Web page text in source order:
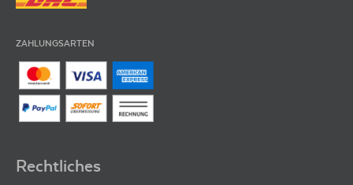
ZAHLUNGSARTEN
Rechtliches